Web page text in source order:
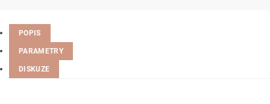
POPIS
PARAMETRY
DISKUZE